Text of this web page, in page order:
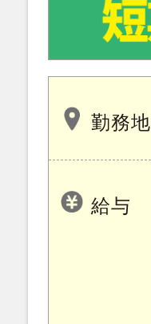
勤務地
給与